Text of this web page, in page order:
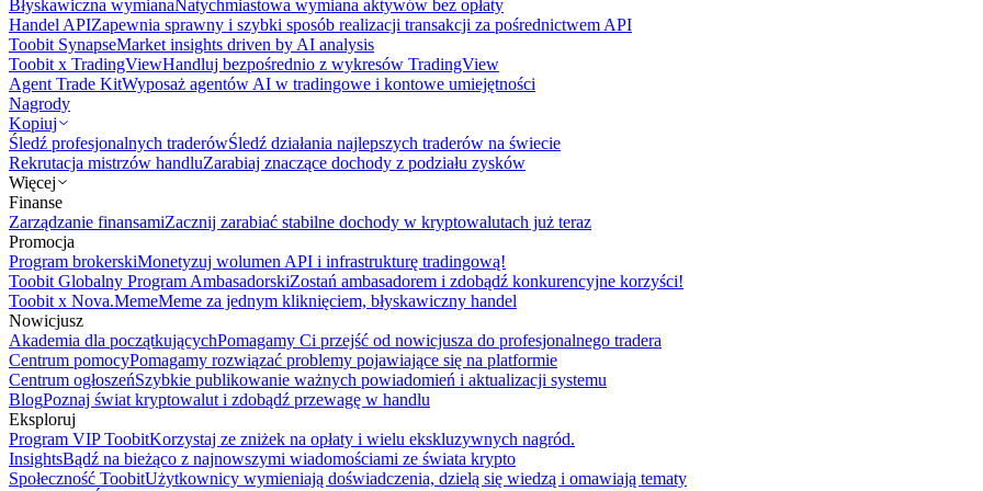
Błyskawiczna wymianaNatychmiastowa wymiana aktywów bez opłaty
Handel APIZapewnia sprawny i szybki sposób realizacji transakcji za pośrednictwem API
Toobit SynapseMarket insights driven by AI analysis
Toobit x TradingViewHandluj bezpośrednio z wykresów TradingView
Agent Trade KitWyposaż agentów AI w tradingowe i kontowe umiejętności
Nagrody
Kopiuj
Śledź profesjonalnych traderówŚledź działania najlepszych traderów na świecie
Rekrutacja mistrzów handluZarabiaj znaczące dochody z podziału zysków
Więcej
Finanse
Zarządzanie finansamiZacznij zarabiać stabilne dochody w kryptowalutach już teraz
Promocja
Program brokerskiMonetyzuj wolumen API i infrastrukturę tradingową!
Toobit Globalny Program AmbasadorskiZostań ambasadorem i zdobądź konkurencyjne korzyści!
Toobit x Nova.MemeMeme za jednym kliknięciem, błyskawiczny handel
Nowicjusz
Akademia dla początkującychPomagamy Ci przejść od nowicjusza do profesjonalnego tradera
Centrum pomocyPomagamy rozwiązać problemy pojawiające się na platformie
Centrum ogłoszeńSzybkie publikowanie ważnych powiadomień i aktualizacji systemu
BlogPoznaj świat kryptowalut i zdobądź przewagę w handlu
Eksploruj
Program VIP ToobitKorzystaj ze zniżek na opłaty i wielu ekskluzywnych nagród.
InsightsBądź na bieżąco z najnowszymi wiadomościami ze świata krypto
Społeczność ToobitUżytkownicy wymieniają doświadczenia, dzielą się wiedzą i omawiają tematy